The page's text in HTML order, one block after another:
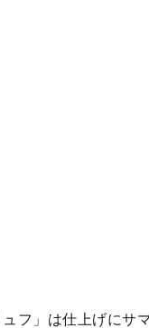
フ」は仕上げにサ